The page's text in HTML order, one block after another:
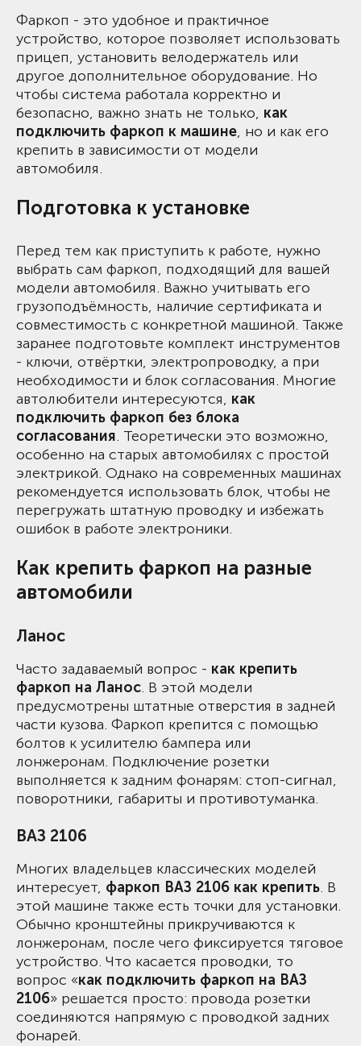
Фаркоп - это удобное и практичное
устройство, которое позволяет использовать
прицеп, установить велодержатель или
другое дополнительное оборудование. Но
чтобы система работала корректно и
безопасно, важно знать не только, как
подключить фаркоп к машине, но и как его
крепить в зависимости от модели
автомобиля.
Подготовка к установке
Перед тем как приступить к работе, нужно
выбрать сам фаркоп, подходящий для вашей
модели автомобиля. Важно учитывать его
грузоподъёмность, наличие сертификата и
совместимость с конкретной машиной. Также
заранее подготовьте комплект инструментов
- ключи, отвёртки, электропроводку, а при
необходимости и блок согласования. Многие
автолюбители интересуются, как
подключить фаркоп без блока
согласования. Теоретически это возможно,
особенно на старых автомобилях с простой
электрикой. Однако на современных машинах
рекомендуется использовать блок, чтобы не
перегружать штатную проводку и избежать
ошибок в работе электроники.
Как крепить фаркоп на разные
автомобили
Ланос
Часто задаваемый вопрос - как крепить
фаркоп на Ланос. В этой модели
предусмотрены штатные отверстия в задней
части кузова. Фаркоп крепится с помощью
болтов к усилителю бампера или
лонжеронам. Подключение розетки
выполняется к задним фонарям: стоп-сигнал,
поворотники, габариты и противотуманка.
ВАЗ 2106
Многих владельцев классических моделей
интересует, фаркоп ВАЗ 2106 как крепить. В
этой машине также есть точки для установки.
Обычно кронштейны прикручиваются к
лонжеронам, после чего фиксируется тяговое
устройство. Что касается проводки, то
вопрос «как подключить фаркоп на ВАЗ
2106» решается просто: провода розетки
соединяются напрямую с проводкой задних
фонарей.